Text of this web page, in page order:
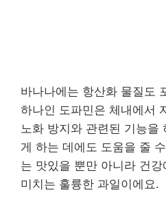
바나나에는 항산화 물질도
하나인 도파민은 체내에서
노화 방지와 관련된 기능을
게 하는 데에도 도움을 줄
는 맛있을 뿐만 아니라 건
미치는 훌륭한 과일이에요.